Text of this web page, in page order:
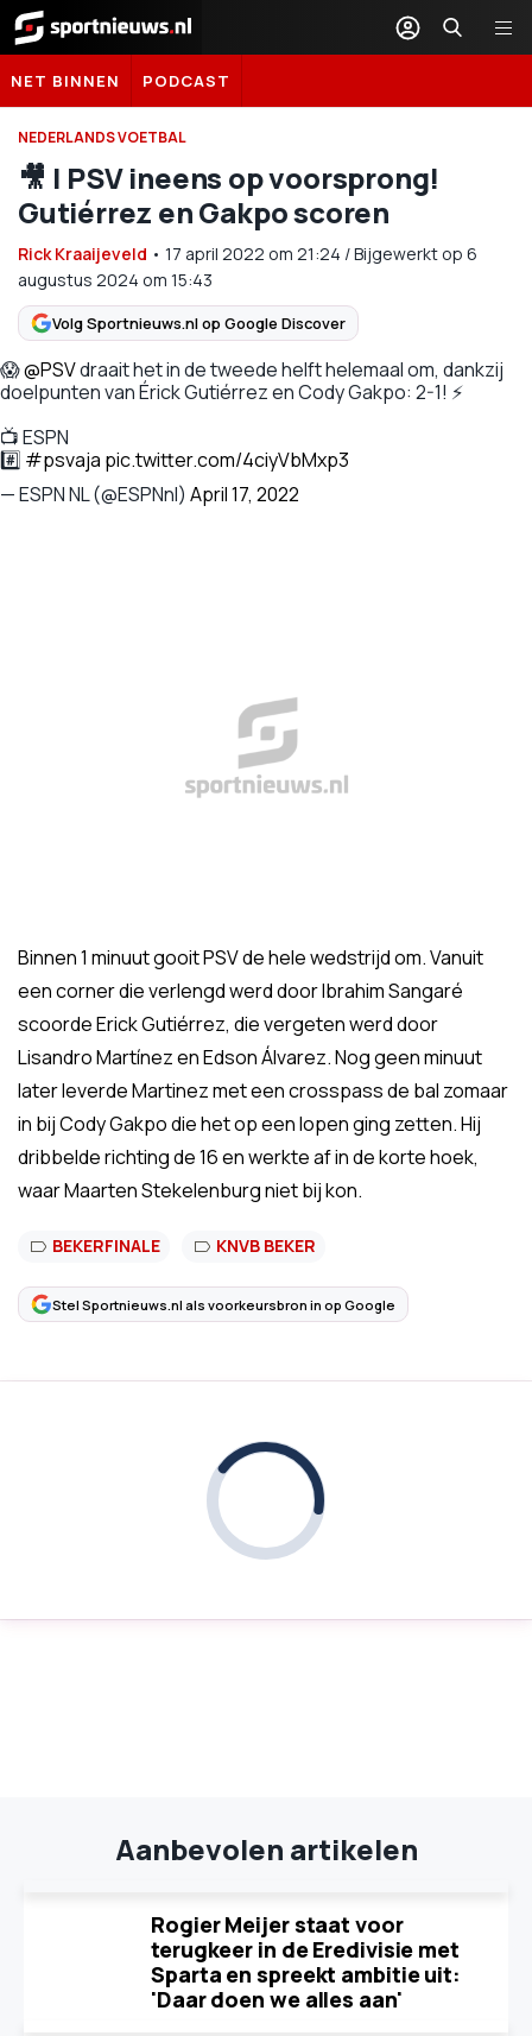
Sportnieuws.nl
NET BINNEN PODCAST
NEDERLANDS VOETBAL
🎥 | PSV ineens op voorsprong!
Gutiérrez en Gakpo scoren
Rick Kraaijeveld • 17 april 2022 om 21:24 /Bijgewerkt op 6
augustus 2024 om 15:43
Volg Sportnieuws.nl op Google Discover
😱@PSVdraait het in de tweede helft helemaal om, dankzij
doelpunten van Érick Gutiérrez en Cody Gakpo: 2-1! ⚡
📺 ESPN
#️⃣ #psvaja pic.twitter.com/4ciyVbMxp3
— ESPN NL (@ESPNnl) April 17, 2022
Binnen 1 minuut gooit PSV de hele wedstrijd om. Vanuit
een corner die verlengd werd door Ibrahim Sangaré
scoorde Erick Gutiérrez, die vergeten werd door
Lisandro Martínez en Edson Álvarez. Nog geen minuut
later leverde Martinez met een crosspass de bal zomaar
in bij Cody Gakpo die het op een lopen ging zetten. Hij
dribbelde richting de 16 en werkte af in de korte hoek,
waar Maarten Stekelenburg niet bij kon.
BEKERFINALE KNVB BEKER
Stel Sportnieuws.nl als voorkeursbron in op Google
Aanbevolen artikelen
Rogier Meijer staat voor
terugkeer in de Eredivisie met
Sparta en spreekt ambitie uit:
'Daar doen we alles aan'